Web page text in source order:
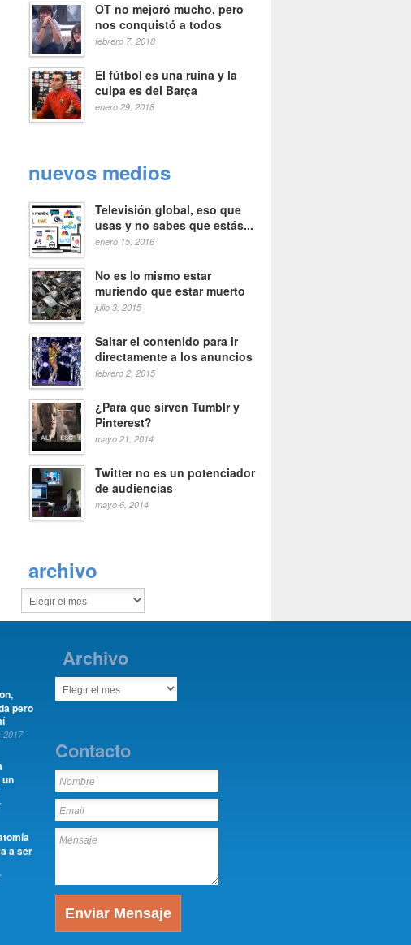
OT no mejoró mucho, pero
nos conquistó a todos
febrero 7, 2018
El fútbol es una ruina y la
culpa es del Barça
enero 29, 2018
nuevos medios
Televisión global, eso que
usas y no sabes que estás...
enero 15, 2016
No es lo mismo estar
muriendo que estar muerto
julio 3, 2015
Saltar el contenido para ir
directamente a los anuncios
febrero 2, 2015
¿Para que sirven Tumblr y
Pinterest?
mayo 21, 2014
Twitter no es un potenciador
de audiencias
mayo 6, 2014
archivo
pero
2017
a ser
Archivo
Contacto